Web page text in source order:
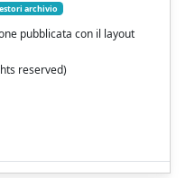
archivio
pubblicata con il layout
reserved)